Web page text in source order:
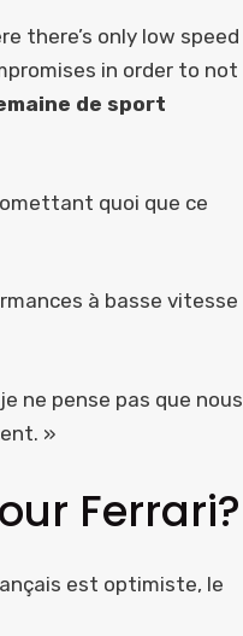
there’s only low speed
in order to not
de sport
quoi que ce
à basse vitesse
ne pense pas que nous
»
Ferrari?
est optimiste, le